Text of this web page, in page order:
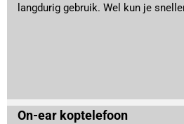
langdurig gebruik. Wel kun je
On-ear koptelefoon